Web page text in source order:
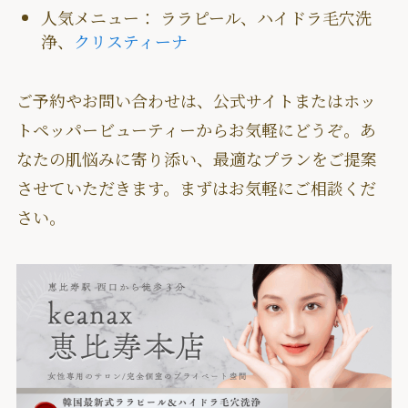
人気メニュー： ララピール、ハイドラ毛穴洗
浄、 クリスティーナ
ご予約やお問い合わせは、公式サイトまたはホッ
トペッパービューティーからお気軽にどうぞ。あ
なたの肌悩みに寄り添い、最適なプランをご提案
させていただきます。まずはお気軽にご相談くだ
さい。